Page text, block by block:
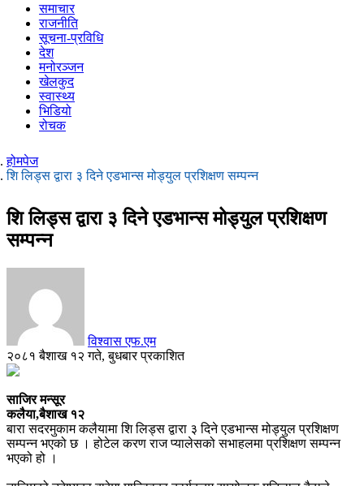
समाचार
राजनीति
सूचना-प्रविधि
देश
मनोरञ्जन
खेलकुद
स्वास्थ्य
भिडियो
रोचक
होमपेज
शि लिड्स द्वारा ३ दिने एडभान्स मोड्युल प्रशिक्षण सम्पन्न
शि लिड्स द्वारा ३ दिने एडभान्स मोड्युल प्रशिक्षण
सम्पन्न
विश्वास एफ.एम
२०८१ बैशाख १२ गते, बुधबार प्रकाशित
साजिर मन्सूर
कलैया,बैशाख १२
बारा सदरमुकाम कलैयामा शि लिड्स द्वारा ३ दिने एडभान्स मोड्युल प्रशिक्षण
सम्पन्न भएको छ । होटेल करण राज प्यालेसको सभाहलमा प्रशिक्षण सम्पन्न
भएको हो ।